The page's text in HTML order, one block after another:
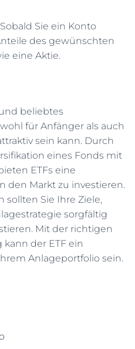
Sobald Sie ein Konto
des gewünschten
eine Aktie.
beliebtes
für Anfänger als auch
sein kann. Durch
eines Fonds mit
ETFs eine
den Markt zu investieren.
sollten Sie Ihre Ziele,
sorgfältig
Mit der richtigen
der ETF ein
Anlageportfolio sein.